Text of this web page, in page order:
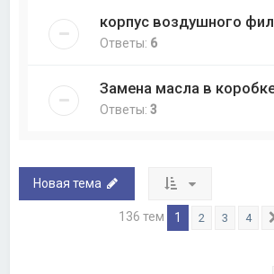
корпус воздушного
Ответы: 6
Замена масла в
Ответы:3
Новая тема
136 тем 1 2 3 4